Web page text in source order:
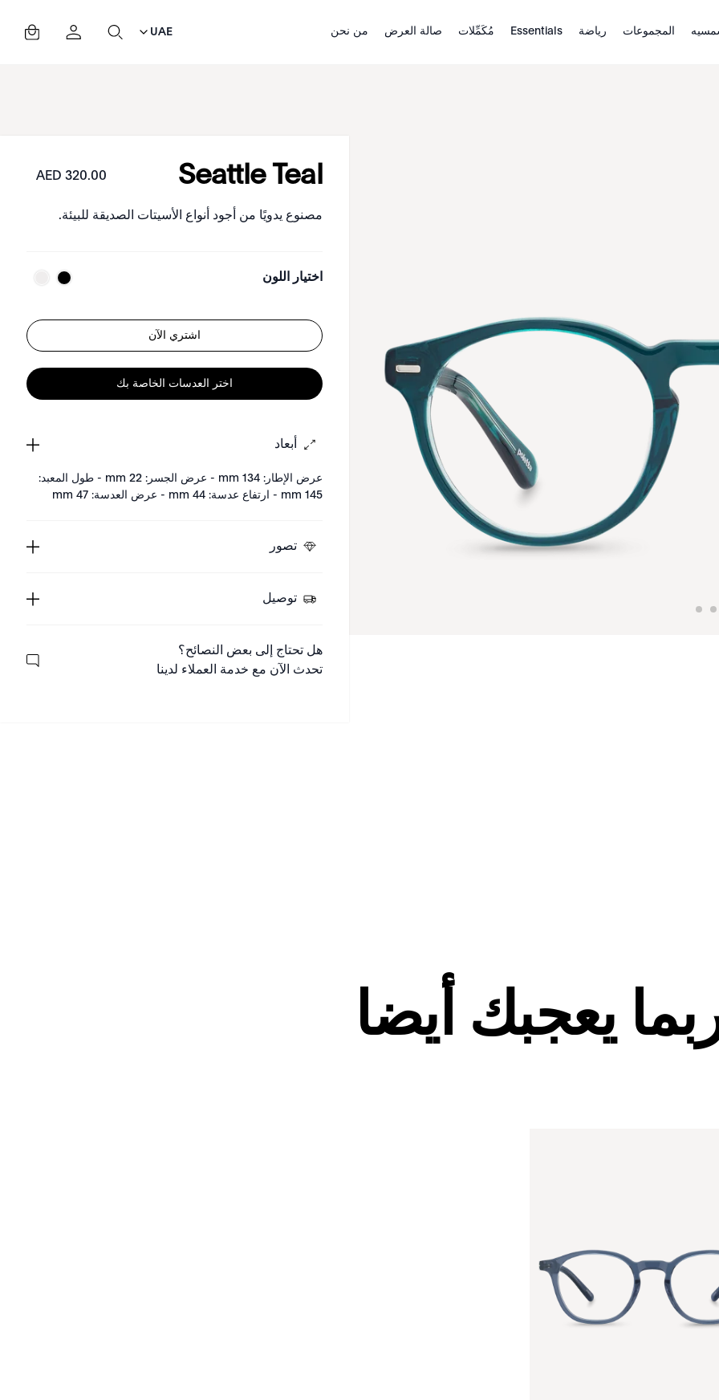
المجموعات رياضة Essentials مُكَمِّلات صالة العرض من نحن UAE
Seattle Teal
320.00 AED
مصنوع يدويًا من أجود أنواع الأسيتات الصديقة للبيئة.
اختيار اللون
اشتري الآن
اختر العدسات الخاصة بك
أبعاد
عرض الإطار: 134 mm - عرض الجسر: 22 mm - طول المعبد:
145 mm - ارتفاع عدسة: 44 mm - عرض العدسة: 47 mm
تصور
توصيل
هل تحتاج إلى بعض النصائح؟
تحدث الآن مع خدمة العملاء لدينا
يعجبك أيضا